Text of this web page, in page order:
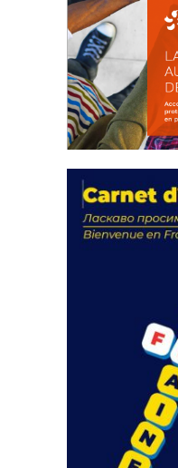
actions
18 septembre 2023
FEUILLETER